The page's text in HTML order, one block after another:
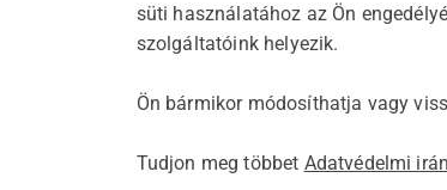
süti használatához az Ön
szolgáltatóink helyezik.
Ön bármikor módosíthatja vagy
Tudjon meg többet Adatvédelmi